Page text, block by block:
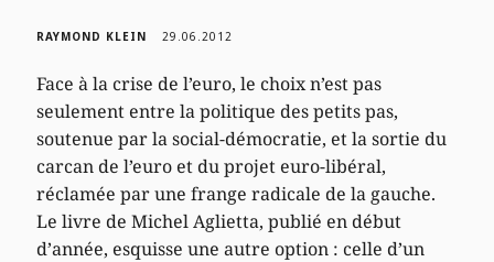
RAYMOND KLEIN 29.06.2012
Face à la crise de l’euro, le choix n’est pas
seulement entre la politique des petits pas,
soutenue par la social-démocratie, et la sortie du
carcan de l’euro et du projet euro-libéral,
réclamée par une frange radicale de la gauche.
Le livre de Michel Aglietta, publié en début
d’année, esquisse une autre option : celle d’un